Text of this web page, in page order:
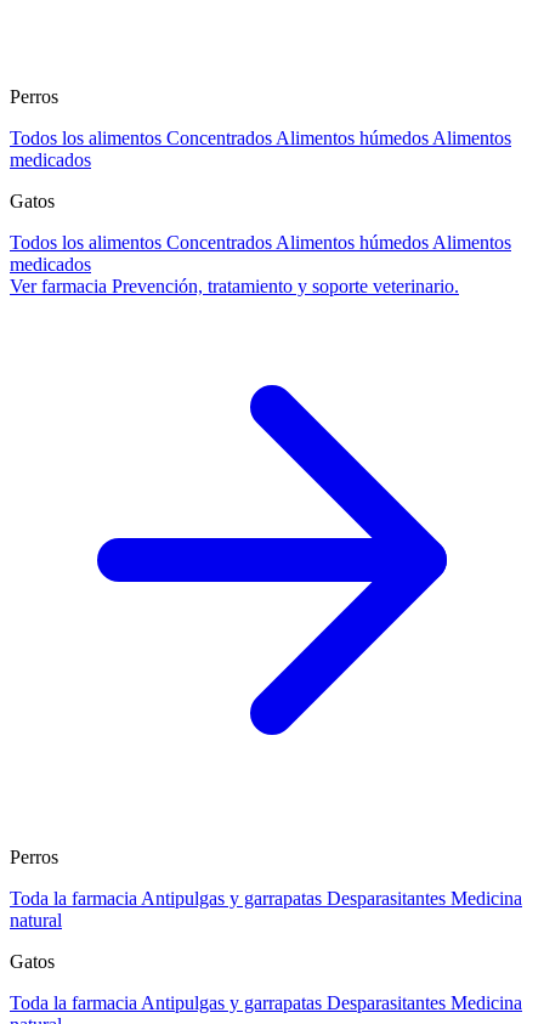
Perros
Todos los alimentos Concentrados Alimentos húmedos Alimentos
medicados
Gatos
Todos los alimentos Concentrados Alimentos húmedos Alimentos
medicados
Ver farmacia Prevención, tratamiento y soporte veterinario.
Perros
Toda la farmacia Antipulgas y garrapatas Desparasitantes Medicina
natural
Gatos
Toda la farmacia Antipulgas y garrapatas Desparasitantes Medicina